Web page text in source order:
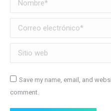
Correo electrónico *
Sitio web
Save my name, email, and
comment.